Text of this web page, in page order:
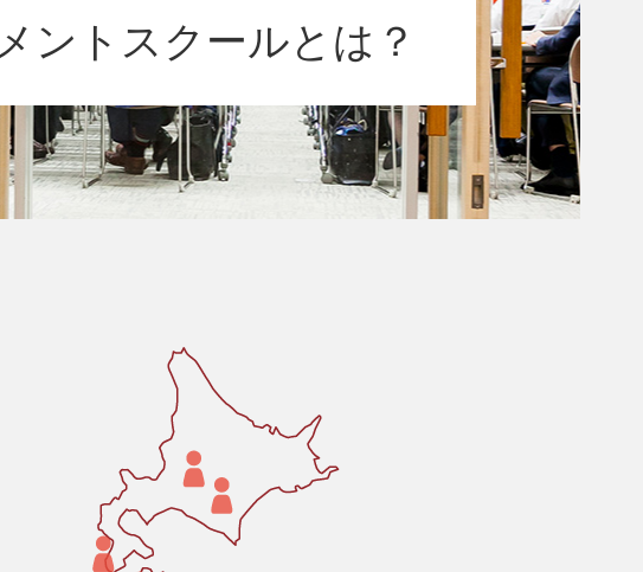
ントスクールとは？